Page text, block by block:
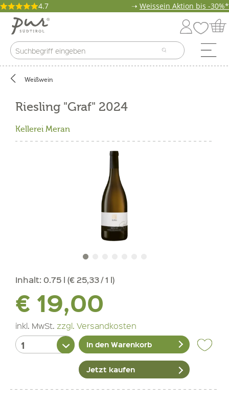
4.7 ➝ Weissein Aktion bis -30%*
Weißwein
Riesling "Graf" 2024
Kellerei Meran
Inhalt: 0.75 l (€ 25,33 / 1 l)
€ 19,00
inkl. MwSt. zzgl. Versandkosten
In den Warenkorb
Jetzt kaufen